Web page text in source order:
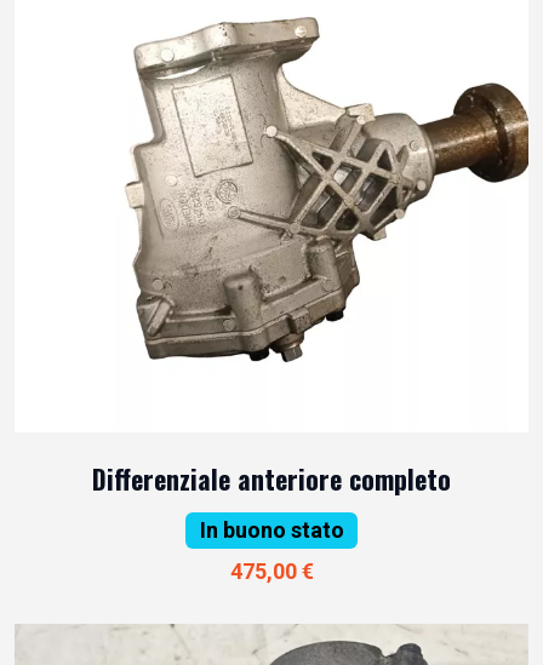
Differenziale anteriore completo
In buono stato
475,00 €